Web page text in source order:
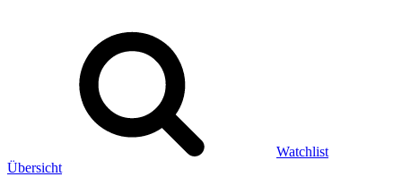
Watchlist
Übersicht